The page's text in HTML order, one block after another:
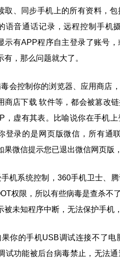
取、同步手机上的所有资料，
语音通话记录，远程控制手机
示有APP程序自主登录了账号
有，那么问题就大了。
会控制你的浏览器、应用商店
商店下载 软件等，都会被篡改
，虚有其表。比喻说你在手机
登录的是网页版微信，所有通
果微信提示您已退出微信网页版
机系统控制，360手机卫士、
权限，所以有些病毒是查杀不
被未知程序中断，无法保护手机
你的手机USB调试连接不了
试功能被后台病毒禁止，无法